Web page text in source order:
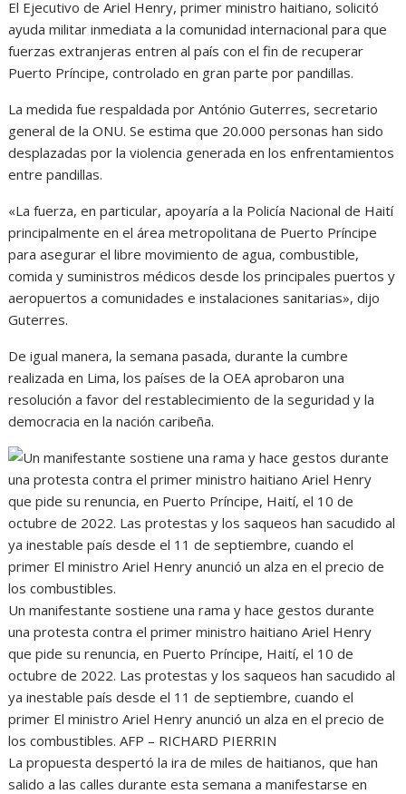
El Ejecutivo de Ariel Henry, primer ministro haitiano, solicitó
ayuda militar inmediata a la comunidad internacional para que
fuerzas extranjeras entren al país con el fin de recuperar
Puerto Príncipe, controlado en gran parte por pandillas.
La medida fue respaldada por António Guterres, secretario
general de la ONU. Se estima que 20.000 personas han sido
desplazadas por la violencia generada en los enfrentamientos
entre pandillas.
«La fuerza, en particular, apoyaría a la Policía Nacional de Haití
principalmente en el área metropolitana de Puerto Príncipe
para asegurar el libre movimiento de agua, combustible,
comida y suministros médicos desde los principales puertos y
aeropuertos a comunidades e instalaciones sanitarias», dijo
Guterres.
De igual manera, la semana pasada, durante la cumbre
realizada en Lima, los países de la OEA aprobaron una
resolución a favor del restablecimiento de la seguridad y la
democracia en la nación caribeña.
Un manifestante sostiene una rama y hace gestos durante
una protesta contra el primer ministro haitiano Ariel Henry
que pide su renuncia, en Puerto Príncipe, Haití, el 10 de
octubre de 2022. Las protestas y los saqueos han sacudido al
ya inestable país desde el 11 de septiembre, cuando el
primer El ministro Ariel Henry anunció un alza en el precio de
los combustibles. AFP – RICHARD PIERRIN
La propuesta despertó la ira de miles de haitianos, que han
salido a las calles durante esta semana a manifestarse en